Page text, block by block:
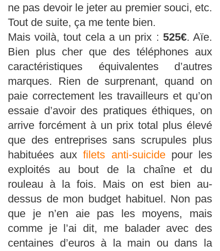
ne pas devoir le jeter au premier souci, etc.
Tout de suite, ça me tente bien.
Mais voilà, tout cela a un prix : 525€. Aïe.
Bien plus cher que des téléphones aux
caractéristiques équivalentes d’autres
marques. Rien de surprenant, quand on
paie correctement les travailleurs et qu’on
essaie d’avoir des pratiques éthiques, on
arrive forcément à un prix total plus élevé
que des entreprises sans scrupules plus
habituées auxfilets anti-suicidepour les
exploités au bout de la chaîne et du
rouleau à la fois. Mais on est bien au-
dessus de mon budget habituel. Non pas
que je n’en aie pas les moyens, mais
comme je l’ai dit, me balader avec des
centaines d’euros à la main ou dans la